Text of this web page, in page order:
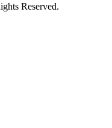
Reserved.